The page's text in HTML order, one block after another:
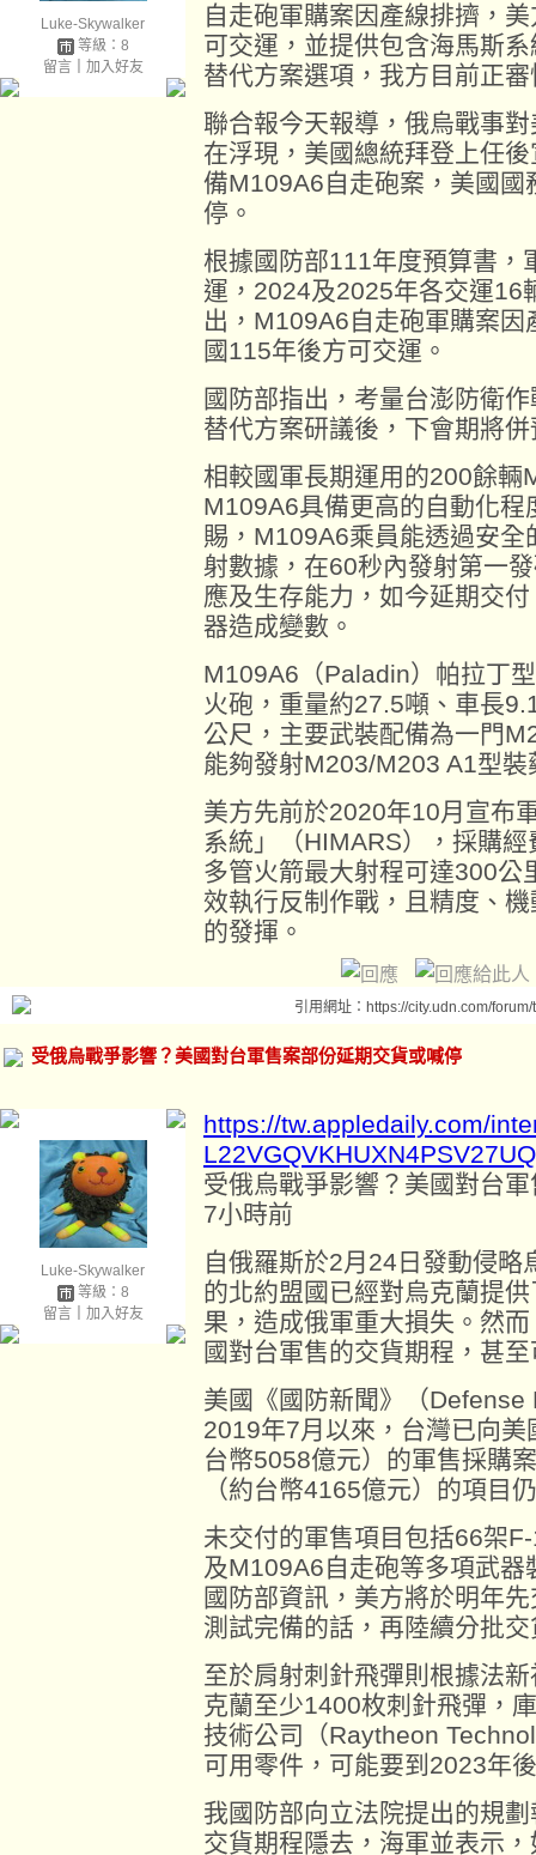
Luke-Skywalker
等級：8
留言｜ 加入好友
自走砲軍購案因產線排擠，
可交運，並提供包含海馬斯
替代方案選項，我方目前正
聯合報今天報導，俄烏戰事
在浮現，美國總統拜登上任
備M109A6自走砲案，美國
停。
根據國防部111年度預算書，
運，2024及2025年各交運16
出，M109A6自走砲軍購案
國115年後方可交運。
國防部指出，考量台澎防衛
替代方案研議後，下會期將
相較國軍長期運用的200餘輛
M109A6具備更高的自動化
賜，M109A6乘員能透過安
射數據，在60秒內發射第一
應及生存能力，如今延期交
器造成變數。
M109A6（Paladin）帕拉丁
火砲，重量約27.5噸、車長
公尺，主要武裝配備為一門
能夠發射M203/M203 A1型裝
美方先前於2020年10月宣布
系統」（HIMARS），採購
多管火箭最大射程可達300公
效執行反制作戰，且精度、
的發揮。
引用網址：https://city.udn.com/
受俄烏戰爭影響？美國對台軍售案部份延期交貨或喊停
Luke-Skywalker
等級：8
留言｜ 加入好友
https://tw.appledaily.com/
受俄烏戰爭影響？美國對台
7小時前
自俄羅斯於2月24日發動侵
的北約盟國已經對烏克蘭提
果，造成俄軍重大損失。然
國對台軍售的交貨期程，甚
美國《國防新聞》（
2019年7月以來，台灣已向
台幣5058億元）的軍售採購
（約台幣4165億元）的項目
未交付的軍售項目包括66架
及M109A6自走砲等多項武
國防部資訊，美方將於明年
測試完備的話，再陸續分批
至於肩射刺針飛彈則根據法
克蘭至少1400枚刺針飛彈，
技術公司（Raytheon
可用零件，可能要到2023年
我國防部向立法院提出的規
交貨期程隱去，海軍並表示